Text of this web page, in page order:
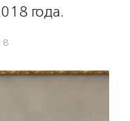
года.